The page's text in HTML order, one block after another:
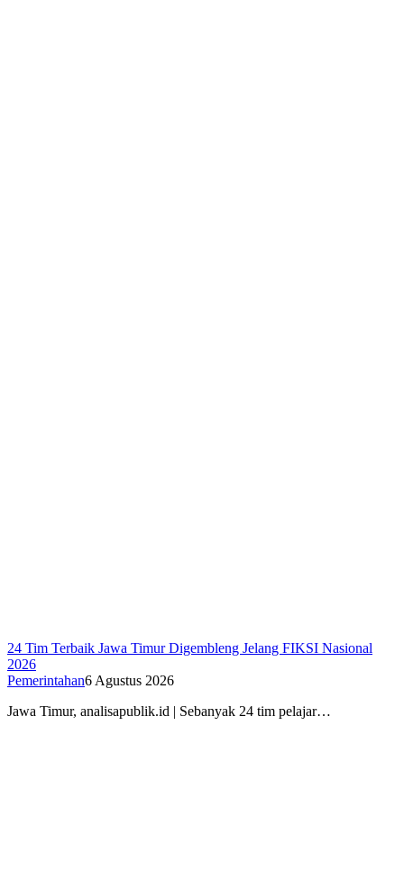
24 Tim Terbaik Jawa Timur Digembleng Jelang FIKSI Nasional
2026
Pemerintahan6 Agustus 2026
Jawa Timur, analisapublik.id | Sebanyak 24 tim pelajar…